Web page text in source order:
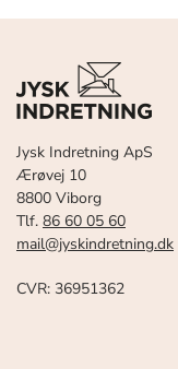
Jysk Indretning ApS
Ærøvej 10
8800 Viborg
Tlf. 86 60 05 60
mail@jyskindretning.dk
CVR: 36951362